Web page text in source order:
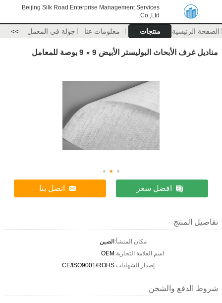
Beijing Silk Road Enterprise Management Services
Co.,Ltd.
الصفحة الرئيسية منتجات معلومات عنا جولة في المعمل >>
مناديل غرف الأبحاث البوليستر الأبيض 9 × 9 بوصة للمعامل
افضل سعر اتصل بنا
تفاصيل المنتج
مكان المنشأ:الصين
اسم العلامة التجارية:OEM
إصدار الشهادات:CE/ISO9001/ROHS
شروط الدفع والشحن